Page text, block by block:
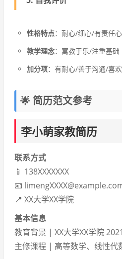
性格特点：耐心/细心/有责任心
教学理念：寓教于乐/注重基础
加分项：有耐心/善于沟通/喜
🌟 简历范文参考
李小萌家教简历
联系方式
📱 138XXXXXXX
📧
📍 XX大学XX学院
基本信息
教育背景 | XX大学XX学院
主修课程 | 高等数学、线性代